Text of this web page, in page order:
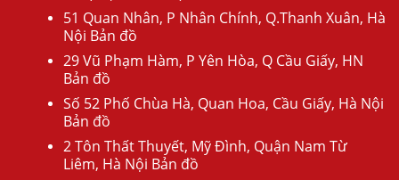
51 Quan Nhân, P Nhân Chính, Q.Thanh Xuân, Hà
Nội Bản đồ
29 Vũ Phạm Hàm, P Yên Hòa, Q Cầu Giấy, HN
Bản đồ
Số 52 Phố Chùa Hà, Quan Hoa, Cầu Giấy, Hà Nội
Bản đồ
2 Tôn Thất Thuyết, Mỹ Đình, Quận Nam Từ
Liêm, Hà Nội Bản đồ